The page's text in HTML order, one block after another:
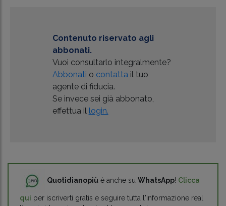
Contenuto riservato agli
abbonati.
Vuoi consultarlo integralmente?
Abbonati o contatta il tuo
agente di fiducia.
Se invece sei già abbonato,
effettua il login.
Quotidianopiù è anche su WhatsApp! Clicca
qui per iscriverti gratis e seguire tutta l'informazione real